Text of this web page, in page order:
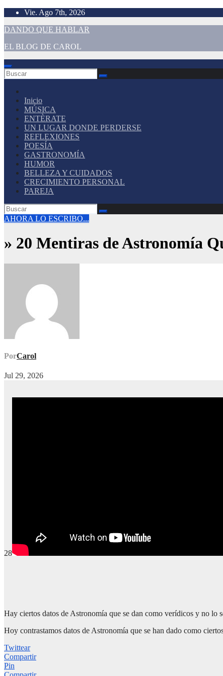
Saltar
contenido
Vie. Ago 7th, 2026
DANDO QUE HABLAR
EL BLOG DE CAROL
Inicio
MÚSICA
ENTÈRATE
UN LUGAR DONDE PERDERSE
REFLEXIONES
POESÍA
GASTRONOMÍA
HUMOR
BELLEZA Y CUIDADOS
CRECIMIENTO PERSONAL
PAREJA
AHORA LO ESCRIBO...
» 20 Mentiras de Astronomía
PorCarol
Jul 29, 2026
28
Hay ciertos datos de Astronomía que se dan como verídicos y no lo
Hoy contrastamos datos de Astronomía que se han dado como
Twittear
Compartir
Pin